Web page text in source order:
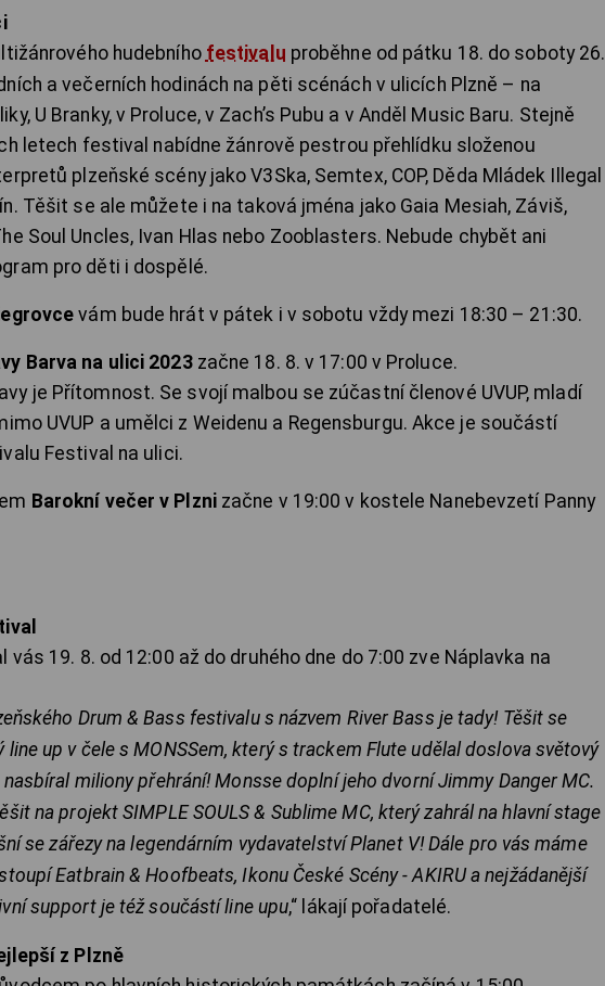
hudebního festivalu proběhne od pátku 18. do soboty 26.
a večerních hodinách na pěti scénách v ulicích Plzně – na
U Branky, v Proluce, v Zach’s Pubu a v Anděl Music Baru. Stejně
letech festival nabídne žánrově pestrou přehlídku složenou
plzeňské scény jako V3Ska, Semtex, COP, Děda Mládek Illegal
Těšit se ale můžete i na taková jména jako Gaia Mesiah, Záviš,
Soul Uncles, Ivan Hlas nebo Zooblasters. Nebude chybět ani
pro děti i dospělé.
vám bude hrát v pátek i v sobotu vždy mezi 18:30 – 21:30.
Barva na ulici 2023začne 18. 8. v 17:00 v Proluce.
je Přítomnost. Se svojí malbou se zúčastní členové UVUP, mladí
UVUP a umělci z Weidenu a Regensburgu. Akce je součástí
Festival na ulici.
Barokní večer v Plznizačne v 19:00 v kostele Nanebevzetí Panny
vás 19. 8. od 12:00 až do druhého dne do 7:00 zve Náplavka na
Drum & Bass festivalu s názvem River Bass je tady! Těšit se
line up v čele s MONSSem, který s trackem Flute udělal doslova světový
miliony přehrání! Monsse doplní jeho dvorní Jimmy Danger MC.
na projekt SIMPLE SOULS & Sublime MC, který zahrál na hlavní stage
se zářezy na legendárním vydavatelství Planet V! Dále pro vás máme
Eatbrain & Hoofbeats, Ikonu České Scény - AKIRU a nejžádanější
support je též součástí line upu,“ lákají pořadatelé.
z Plzně